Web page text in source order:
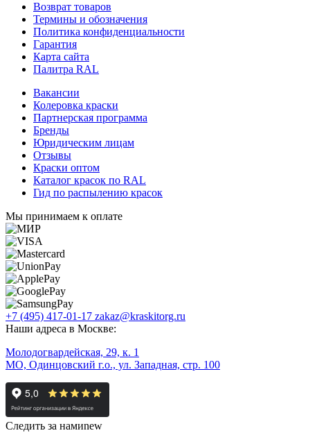
Возврат товаров
Термины и обозначения
Политика конфиденциальности
Гарантия
Карта сайта
Палитра RAL
Вакансии
Колеровка краски
Партнерская программа
Бренды
Юридическим лицам
Отзывы
Краски оптом
Каталог красок по RAL
Гид по распылению красок
Мы принимаем к оплате
+7 (495) 417-01-17 zakaz@kraskitorg.ru
Наши адреса в Москве:
Молодогвардейская, 29, к. 1
МО, Одинцовский г.о., ул. Западная, стр. 100
Следить за намиnew